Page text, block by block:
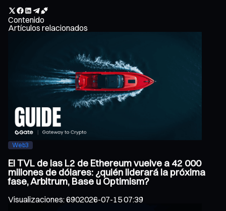
Contenido
Artículos relacionados
Web3
El TVL de las L2 de Ethereum vuelve a 42 000
millones de dólares: ¿quién liderará la próxima
fase, Arbitrum, Base u Optimism?
Visualizaciones:6902026-07-15 07:39